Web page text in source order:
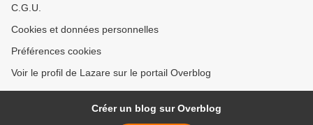
C.G.U.
Cookies et données personnelles
Préférences cookies
Voir le profil de Lazare sur le portail Overblog
Créer un blog sur Overblog